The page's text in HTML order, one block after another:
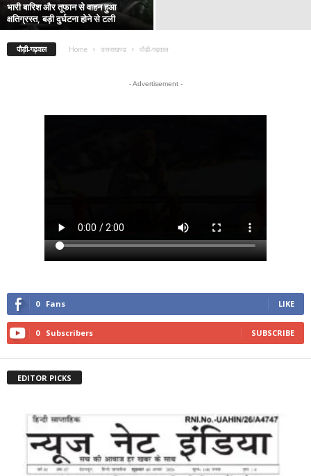
भारी बारिश और तूफान से वाहन हुआ
क्षतिग्रस्त, बड़ी दुर्घटना होने से टली
पौड़ी-गढ़वाल Home उत्तराखण्ड पौड़ी-गढ़वाल
- Advertisement -
0 Fans LIKE
0 Subscribers SUBSCRIBE
EDITOR PICKS